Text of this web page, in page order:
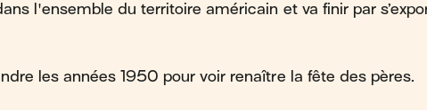
l'ensemble du territoire américain et va finir par
les années 1950 pour voir renaître la fête des pères.